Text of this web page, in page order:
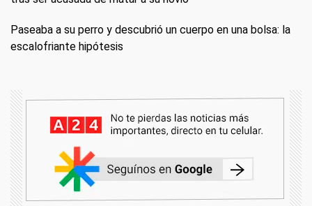
Paseaba a su perro y descubrió un cuerpo en una bolsa: la
escalofriante hipótesis